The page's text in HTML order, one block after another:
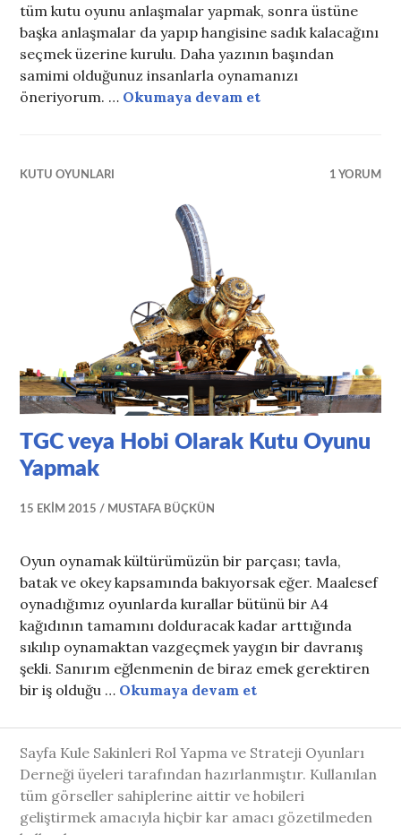
tüm kutu oyunu anlaşmalar yapmak, sonra üstüne
başka anlaşmalar da yapıp hangisine sadık kalacağını
seçmek üzerine kurulu. Daha yazının başından
samimi olduğunuz insanlarla oynamanızı
öneriyorum. … Okumaya devam etArkadaş Katili
KUTU OYUNLARI 1 YORUM
TGC veya Hobi Olarak Kutu Oyunu
Yapmak
15 EKIM 2015 MUSTAFA BÜÇKÜN
Oyun oynamak kültürümüzün bir parçası; tavla,
batak ve okey kapsamında bakıyorsak eğer. Maalesef
oynadığımız oyunlarda kurallar bütünü bir A4
kağıdının tamamını dolduracak kadar arttığında
sıkılıp oynamaktan vazgeçmek yaygın bir davranış
şekli. Sanırım eğlenmenin de biraz emek gerektiren
bir iş olduğu … Okumaya devam etTGC veya Hobi
Sayfa Kule Sakinleri Rol Yapma ve Strateji Oyunları
Derneği üyeleri tarafından hazırlanmıştır. Kullanılan
tüm görseller sahiplerine aittir ve hobileri
geliştirmek amacıyla hiçbir kar amacı gözetilmeden